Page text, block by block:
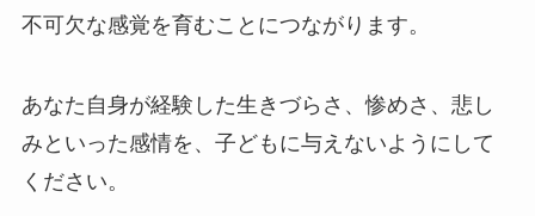
不可欠な感覚を育むことにつながります。
あなた自身が経験した生きづらさ、惨めさ、悲し
みといった感情を、子どもに与えないようにして
ください。